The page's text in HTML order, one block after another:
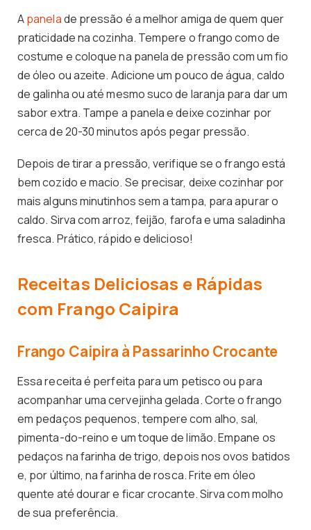
Apanelade pressão é a melhor amiga de quem quer
praticidade na cozinha. Tempere o frango como de
costume e coloque na panela de pressão com um fio
de óleo ou azeite. Adicione um pouco de água, caldo
de galinha ou até mesmo suco de laranja para dar um
sabor extra. Tampe a panela e deixe cozinhar por
cerca de 20-30 minutos após pegar pressão.
Depois de tirar a pressão, verifique se o frango está
bem cozido e macio. Se precisar, deixe cozinhar por
mais alguns minutinhos sem a tampa, para apurar o
caldo. Sirva com arroz, feijão, farofa e uma saladinha
fresca. Prático, rápido e delicioso!
Receitas Deliciosas e Rápidas
com Frango Caipira
Frango Caipira à Passarinho Crocante
Essa receita é perfeita para um petisco ou para
acompanhar uma cervejinha gelada. Corte o frango
em pedaços pequenos, tempere com alho, sal,
pimenta-do-reino e um toque de limão. Empane os
pedaços na farinha de trigo, depois nos ovos batidos
e, por último, na farinha de rosca. Frite em óleo
quente até dourar e ficar crocante. Sirva com molho
de sua preferência.